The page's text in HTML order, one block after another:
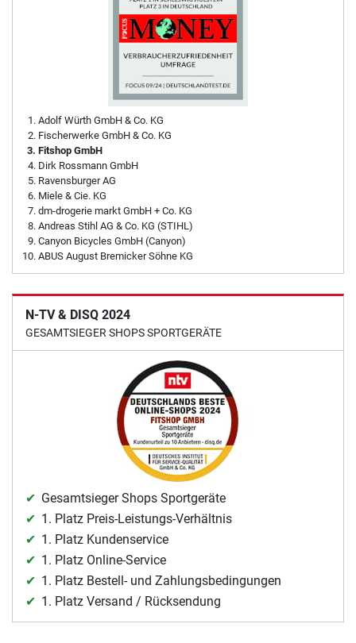
Adolf Würth GmbH & Co. KG
Fischerwerke GmbH & Co. KG
Fitshop GmbH
Dirk Rossmann GmbH
Ravensburger AG
Miele & Cie. KG
dm-drogerie markt GmbH + Co. KG
Andreas Stihl AG & Co. KG (STIHL)
Canyon Bicycles GmbH (Canyon)
ABUS August Bremicker Söhne KG
N-TV & DISQ 2024
GESAMTSIEGER SHOPS SPORTGERÄTE
Gesamtsieger Shops Sportgeräte
1. Platz Preis-Leistungs-Verhältnis
1. Platz Kundenservice
1. Platz Online-Service
1. Platz Bestell- und Zahlungsbedingungen
1. Platz Versand / Rücksendung